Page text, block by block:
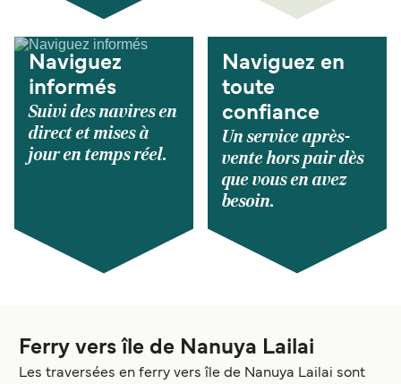
Naviguez
informés
Suivi des navires en
direct et mises à
jour en temps réel.
Naviguez en
toute
confiance
Un service après-
vente hors pair dès
que vous en avez
besoin.
Ferry vers île de Nanuya Lailai
Les traversées en ferry vers île de Nanuya Lailai sont